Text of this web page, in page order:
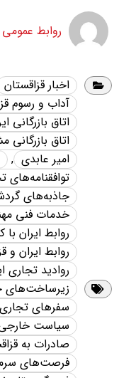
روابط عمومی
اخبار قزاقستان
آداب و رسوم
اتاق بازرگانی
اتاق بازرگانی
امیر عابدی ,
توافقنامه‌های
جاذبه‌های
خدمات فنی
روابط ایران
روابط ایران و
روادید تجاری
زیرساخت‌های
سفرهای تجاری
سیاست خارجی
صادرات به
فرصت‌های